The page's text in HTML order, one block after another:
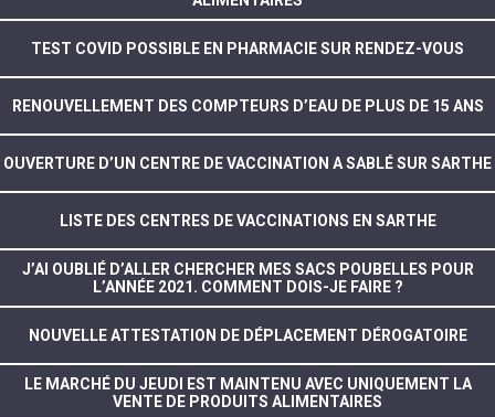
TEST COVID POSSIBLE EN PHARMACIE SUR RENDEZ-VOUS
RENOUVELLEMENT DES COMPTEURS D’EAU DE PLUS DE 15 ANS
OUVERTURE D’UN CENTRE DE VACCINATION A SABLÉ SUR SARTHE
LISTE DES CENTRES DE VACCINATIONS EN SARTHE
J’AI OUBLIÉ D’ALLER CHERCHER MES SACS POUBELLES POUR
L’ANNÉE 2021. COMMENT DOIS-JE FAIRE ?
NOUVELLE ATTESTATION DE DÉPLACEMENT DÉROGATOIRE
LE MARCHÉ DU JEUDI EST MAINTENU AVEC UNIQUEMENT LA
VENTE DE PRODUITS ALIMENTAIRES